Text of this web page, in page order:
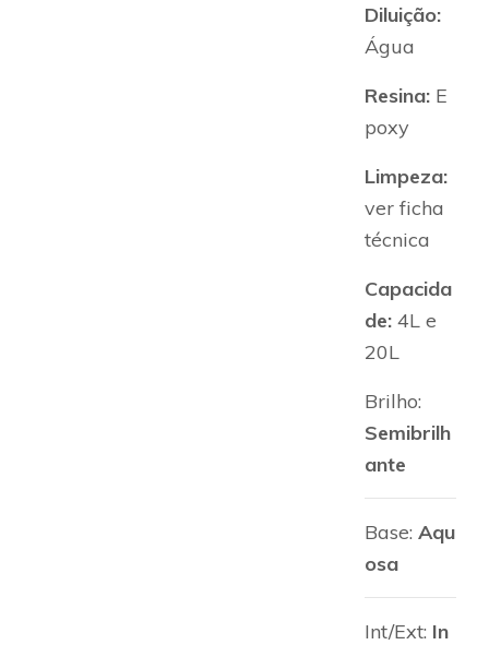
Diluição:
Água
Resina: E
poxy
Limpeza:
ver ficha
técnica
Capacida
de:4L e
20L
Brilho:
Semibrilh
ante
Base:Aqu
osa
Int/Ext: In